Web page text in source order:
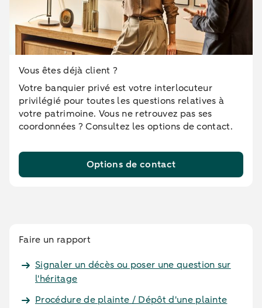
Vous êtes déjà client ?
Votre banquier privé est votre interlocuteur
privilégié pour toutes les questions relatives à
votre patrimoine. Vous ne retrouvez pas ses
coordonnées ? Consultez les options de contact.
Options de contact
Faire un rapport
Signaler un décès ou poser une question sur
l'héritage
Procédure de plainte / Dépôt d'une plainte